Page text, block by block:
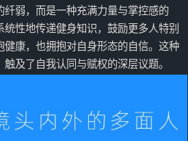
弱，而是一种充满力量与掌控感的
性地传递健身知识，鼓励更多人特别
康，也拥抱对自身形态的自信。这种
及了自我认同与赋权的深层议题。